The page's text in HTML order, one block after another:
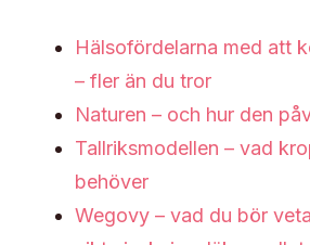
Hälsofördelarna med att
– fler än du tror
Naturen – och hur den
Tallriksmodellen – vad
behöver
Wegovy – vad du bör